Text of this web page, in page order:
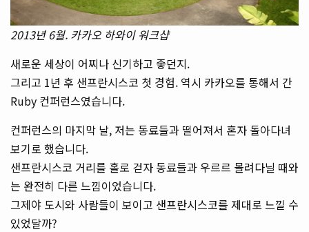
2013년 6월. 카카오 하와이 워크샵
새로운 세상이 어찌나 신기하고 좋던지.
그리고 1년 후 샌프란시스코 첫 경험. 역시 카카오를 통해서 간
Ruby 컨퍼런스였습니다.
컨퍼런스의 마지막 날, 저는 동료들과 떨어져서 혼자 돌아다녀
보기로 했습니다.
샌프란시스코 거리를 홀로 걷자 동료들과 우르르 몰려다닐 때와
는 완전히 다른 느낌이었습니다.
그제야 도시와 사람들이 보이고 샌프란시스코를 제대로 느낄 수
있었달까?